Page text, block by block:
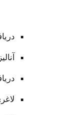
لاغری